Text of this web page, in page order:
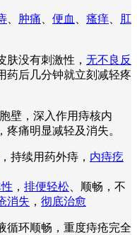
肿痛 便血 瘙痒
肛
肤没有刺激性， 无不良反
药后几分钟就立刻减轻疼
壁，深入作用痔核内
疼痛明显减轻及消失。
，持续用药外痔， 内痔疙
， 排便轻松 、顺畅，不
消失 ， 彻底治愈
循环顺畅，重度痔疮完全